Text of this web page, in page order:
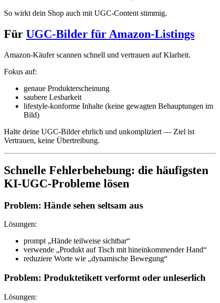
So wirkt dein Shop auch mit UGC-Content stimmig.
Für UGC-Bilder für Amazon-Listings
Amazon-Käufer scannen schnell und vertrauen auf Klarheit.
Fokus auf:
genaue Produkterscheinung
saubere Lesbarkeit
lifestyle-konforme Inhalte (keine gewagten Behauptungen im
Bild)
Halte deine UGC-Bilder ehrlich und unkompliziert — Ziel ist
Vertrauen, keine Übertreibung.
Schnelle Fehlerbehebung: die häufigsten
KI-UGC-Probleme lösen
Problem: Hände sehen seltsam aus
Lösungen:
prompt „Hände teilweise sichtbar“
verwende „Produkt auf Tisch mit hineinkommender Hand“
reduziere Worte wie „dynamische Bewegung“
Problem: Produktetikett verformt oder unleserlich
Lösungen: